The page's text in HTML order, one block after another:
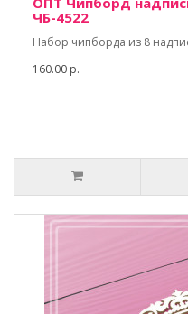
ЧБ-4522
Набор чипборда из 8
160.00 р.